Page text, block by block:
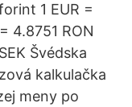
1 EUR =
4.8751 RON
Švédska
kalkulačka
meny po